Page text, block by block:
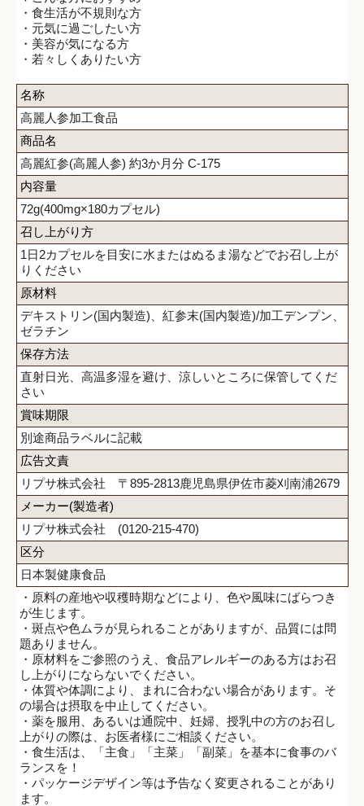
・食生活が不規則な方
・元気に過ごしたい方
・美容が気になる方
・若々しくありたい方
名称
高麗人参加工食品
商品名
高麗紅参(高麗人参) 約3か月分 C-175
内容量
72g(400mg×180カプセル)
召し上がり方
1日2カプセルを目安に水またはぬるま湯などでお召し上が
りください
原材料
デキストリン(国内製造)、紅参末(国内製造)/加工デンプン、
ゼラチン
保存方法
直射日光、高温多湿を避け、涼しいところに保管してくだ
さい
賞味期限
別途商品ラベルに記載
広告文責
リプサ株式会社 〒895-2813鹿児島県伊佐市菱刈南浦2679
メーカー(製造者)
リプサ株式会社 (0120-215-470)
区分
日本製健康食品
・原料の産地や収穫時期などにより、色や風味にばらつき
が生じます。
・斑点や色ムラが見られることがありますが、品質には問
題ありません。
・原材料をご参照のうえ、食品アレルギーのある方はお召
し上がりにならないでください。
・体質や体調により、まれに合わない場合があります。そ
の場合は摂取を中止してください。
・薬を服用、あるいは通院中、妊婦、授乳中の方のお召し
上がりの際は、お医者様にご相談ください。
・食生活は、「主食」「主菜」「副菜」を基本に食事のバ
ランスを！
・パッケージデザイン等は予告なく変更されることがあり
ます。